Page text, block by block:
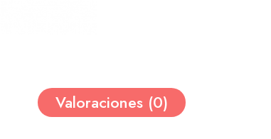
Valoraciones (0)